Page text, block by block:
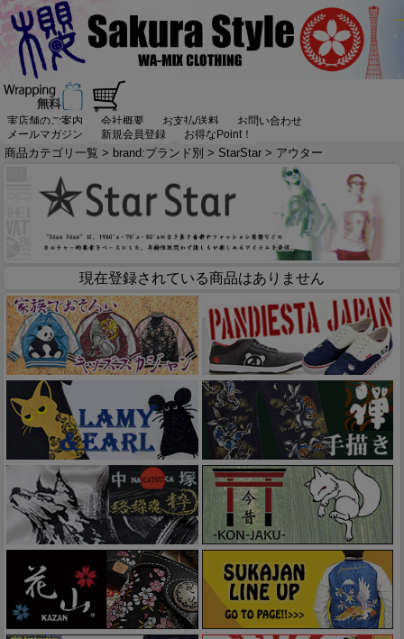
実店舗のご案内 会社概要 お支払/送料
お問い合わせ
メールマガジン
新規会員登録 お得なPoint！
商品カテゴリ一覧 > brand:ブランド別 > StarStar > アウター
現在登録されている商品はありません